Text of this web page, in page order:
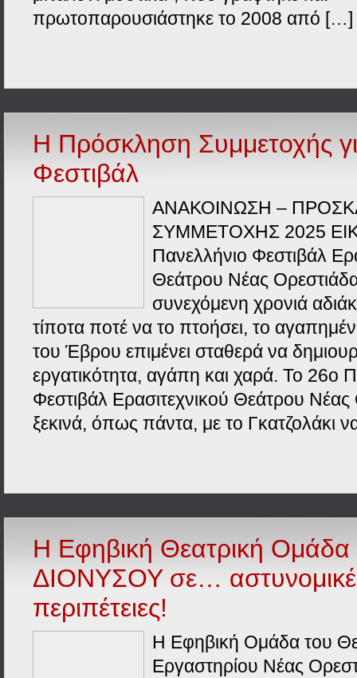
πρωτοπαρουσιάστηκε το 2008 από […]
Η Πρόσκληση Συμμετοχής
Φεστιβάλ
ΑΝΑΚΟΙΝΩΣΗ –
ΣΥΜΜΕΤΟΧΗΣ 2025
Πανελλήνιο Φεστιβάλ
Θεάτρου Νέας
συνεχόμενη χρονιά
τίποτα ποτέ να το πτοήσει, το
του Έβρου επιμένει σταθερά να
εργατικότητα, αγάπη και χαρά. Το 26ο
Φεστιβάλ Ερασιτεχνικού Θεάτρου Νέας
ξεκινά, όπως πάντα, με το Γκατζολάκι
Η Εφηβική Θεατρική Ομάδα
ΔΙΟΝΥΣΟΥ σε…
περιπέτειες!
Η Εφηβική Ομάδα του
Εργαστηρίου Νέας